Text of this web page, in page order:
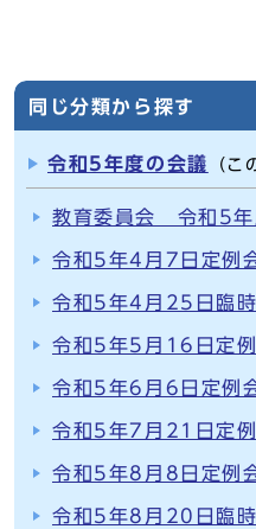
同じ分類から探す
令和5年度の会議 （こ
教育委員会 令和5年
令和5年4月7日定例
令和5年4月25日臨
令和5年5月16日定
令和5年6月6日定例
令和5年7月21日定
令和5年8月8日定例
令和5年8月20日臨